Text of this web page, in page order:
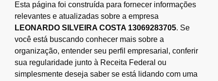
Esta página foi construída para fornecer informações
relevantes e atualizadas sobre a empresa
LEONARDO SILVEIRA COSTA 13069283705. Se
você está buscando conhecer mais sobre a
organização, entender seu perfil empresarial, conferir
sua regularidade junto à Receita Federal ou
simplesmente deseja saber se está lidando com uma